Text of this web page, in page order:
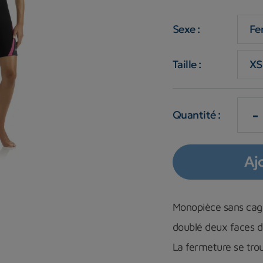
Sexe :
Taille :
Quantité : -
Monopièce sans
doublé deux faces
La fermeture se